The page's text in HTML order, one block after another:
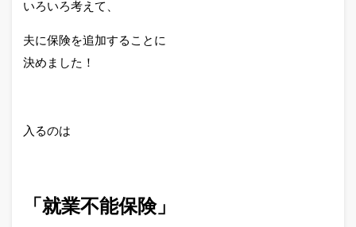
いろいろ考えて、
夫に保険を追加することに
決めました！
入るのは
「就業不能保険」